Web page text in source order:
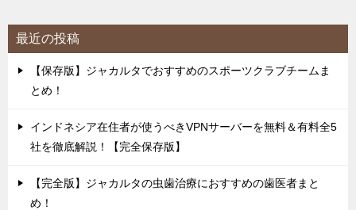
最近の投稿
【保存版】ジャカルタでおすすめのスポーツクラブチームま
とめ！
インドネシア在住者が使うべきVPNサーバーを無料＆有料全5
社を徹底解説！【完全保存版】
【完全版】ジャカルタの虫歯治療におすすめの歯医者まと
め！